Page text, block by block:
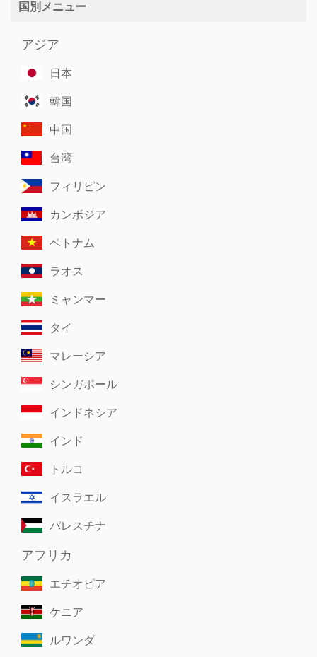
国別メニュー
アジア
日本
韓国
中国
台湾
フィリピン
カンボジア
ベトナム
ラオス
ミャンマー
タイ
マレーシア
シンガポール
インドネシア
インド
トルコ
イスラエル
パレスチナ
アフリカ
エチオピア
ケニア
ルワンダ